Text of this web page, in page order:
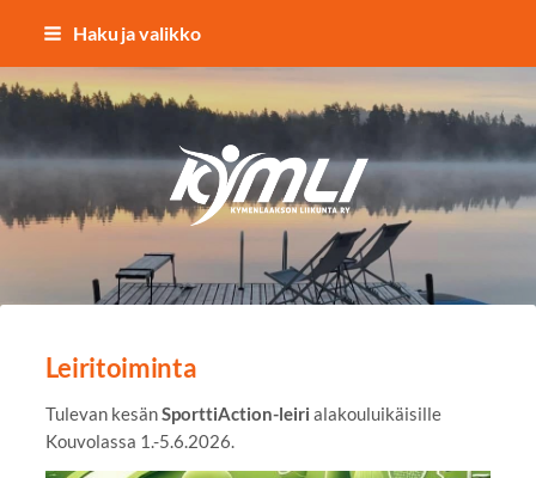
Siirry
sisältöön
Haku ja valikko
Kymlin uusi logo
Leiritoiminta
Tulevan kesänSporttiAction-leiri alakouluikäisille
Kouvolassa 1.-5.6.2026.